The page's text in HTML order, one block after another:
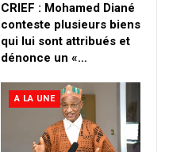
CRIEF : Mohamed Diané
conteste plusieurs biens
qui lui sont attribués et
dénonce un «…
A LA UNE